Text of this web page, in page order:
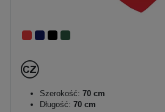
Szerokość: 70 cm
Długość: 70 cm